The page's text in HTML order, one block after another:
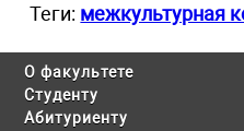
Теги: межкультурная
О факультете
Студенту
Абитуриенту